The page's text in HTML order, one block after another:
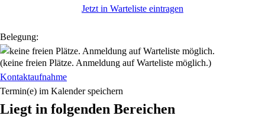
Jetzt in Warteliste eintragen
Belegung:
(keine freien Plätze. Anmeldung auf Warteliste möglich.)
Kontaktaufnahme
Termin(e) im Kalender speichern
Liegt in folgenden Bereichen